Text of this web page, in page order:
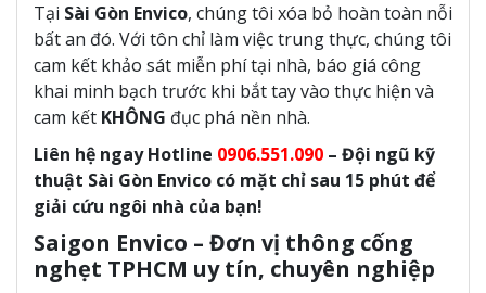
Tại Sài Gòn Envico, chúng tôi xóa bỏ hoàn toàn nỗi
bất an đó. Với tôn chỉ làm việc trung thực, chúng tôi
cam kết khảo sát miễn phí tại nhà, báo giá công
khai minh bạch trước khi bắt tay vào thực hiện và
cam kết KHÔNG đục phá nền nhà.
Liên hệ ngay Hotline 0906.551.090 – Đội ngũ kỹ
thuật Sài Gòn Envico có mặt chỉ sau 15 phút để
giải cứu ngôi nhà của bạn!
Saigon Envico – Đơn vị thông cống
nghẹt TPHCM uy tín, chuyên nghiệp